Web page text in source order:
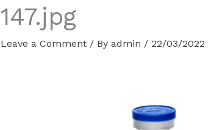
147.jpg
Leave a Comment / By admin / 22/03/2022